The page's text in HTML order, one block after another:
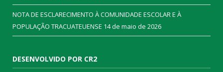
NOTA DE ESCLARECIMENTO À COMUNIDADE ESCOLAR E À
POPULAÇÃO TRACUATEUENSE 14 de maio de 2026
DESENVOLVIDO POR CR2